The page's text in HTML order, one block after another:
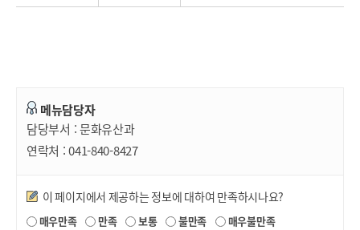
메뉴담당자
담당부서 :문화유산과
연락처 :041-840-8427
만족도조사
이 페이지에서 제공하는 정보에 대하여 만족하시나요?
매우만족 만족 보통 불만족 매우불만족